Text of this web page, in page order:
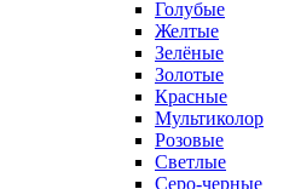
Голубые
Желтые
Зелёные
Золотые
Красные
Мультиколор
Розовые
Светлые
Серо-черные